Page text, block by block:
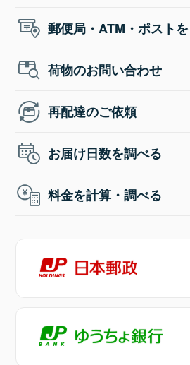
郵便局・ATM・ポスト
荷物のお問い合わせ
再配達のご依頼
お届け日数を調べる
料金を計算・調べる